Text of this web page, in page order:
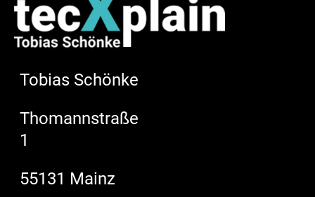
Tobias Schönke
Thomannstraße
1
55131 Mainz